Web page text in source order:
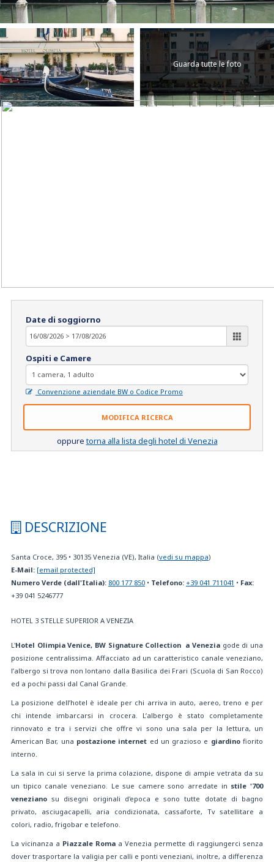
Guarda tutte le foto
Date di soggiorno
Ospiti e Camere
Convenzione aziendale BW o Codice Promo
MODIFICA RICERCA
oppuretorna alla lista degli hotel di Venezia
DESCRIZIONE
Santa Croce, 395 • 30135 Venezia (VE), Italia (vedi su mappa)
E-Mail: [email protected]
Numero Verde (dall'Italia): 800 177 850 • Telefono: +39 041 711041 • Fax:
+39 041 5246777
HOTEL 3 STELLE SUPERIOR A VENEZIA
L'Hotel Olimpia Venice, BW Signature Collection a Venezia gode di una
posizione centralissima. Affacciato ad un caratteristico canale veneziano,
l’albergo si trova non lontano dalla Basilica dei Frari (Scuola di San Rocco)
ed a pochi passi dal Canal Grande.
La posizione dell’hotel è ideale per chi arriva in auto, aereo, treno e per
chi intende imbarcarsi in crocera. L’albergo è stato completamente
rinnovato e tra i servizi che offre vi sono una sala per la lettura, un
American Bar, una postazione internet ed un grazioso e giardinofiorito
interno.
La sala in cui si serve la prima colazione, dispone di ampie vetrata da su
un tipico canale veneziano. Le sue camere sono arredate in stile '700
veneziano su disegni originali d'epoca e sono tutte dotate di bagno
privato, asciugacapelli, aria condizionata, cassaforte, Tv satellitare a
colori, radio, frigobar e telefono.
La vicinanza a Piazzale Roma a Venezia permette di raggiungerci senza
dover trasportare la valigia per calli e ponti veneziani, inoltre, a differenza